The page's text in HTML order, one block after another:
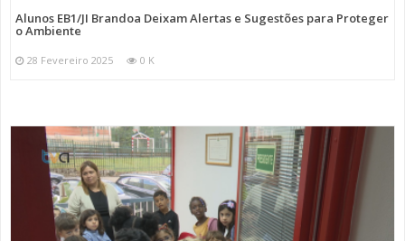
Alunos EB1/JI Brandoa Deixam Alertas e Sugestões para Proteger
o Ambiente
28 Fevereiro 2025 0 K